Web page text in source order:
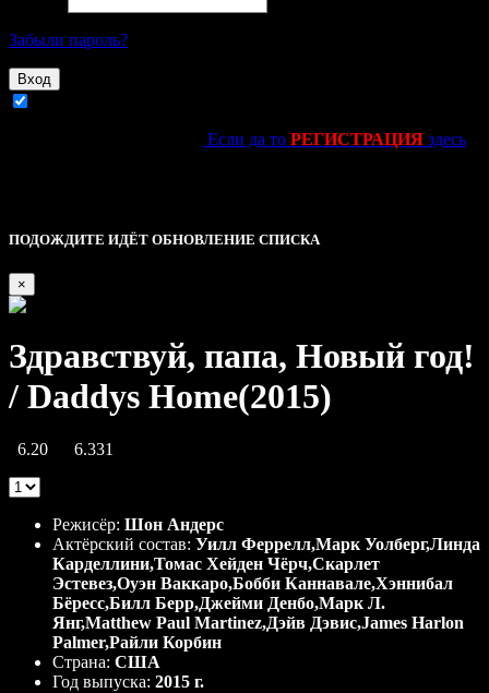
Забыли пароль?
Вход
Если да то РЕГИСТРАЦИЯ здесь
ПОДОЖДИТЕ ИДЁТ ОБНОВЛЕНИЕ СПИСКА
×
Описание
Здравствуй, папа, Новый год!
/ Daddys Home(2015)
6.20
6.331
Режисёр: Шон Андерс
Актёрский состав: Уилл Феррелл,Марк Уолберг,Линда
Карделлини,Томас Хейден Чёрч,Скарлет
Эстевез,Оуэн Ваккаро,Бобби Каннавале,Хэннибал
Бёресс,Билл Берр,Джейми Денбо,Марк Л.
Янг,Matthew Paul Martinez,Дэйв Дэвис,James Harlon
Palmer,Райли Корбин
Страна: США
Год выпуска: 2015 г.